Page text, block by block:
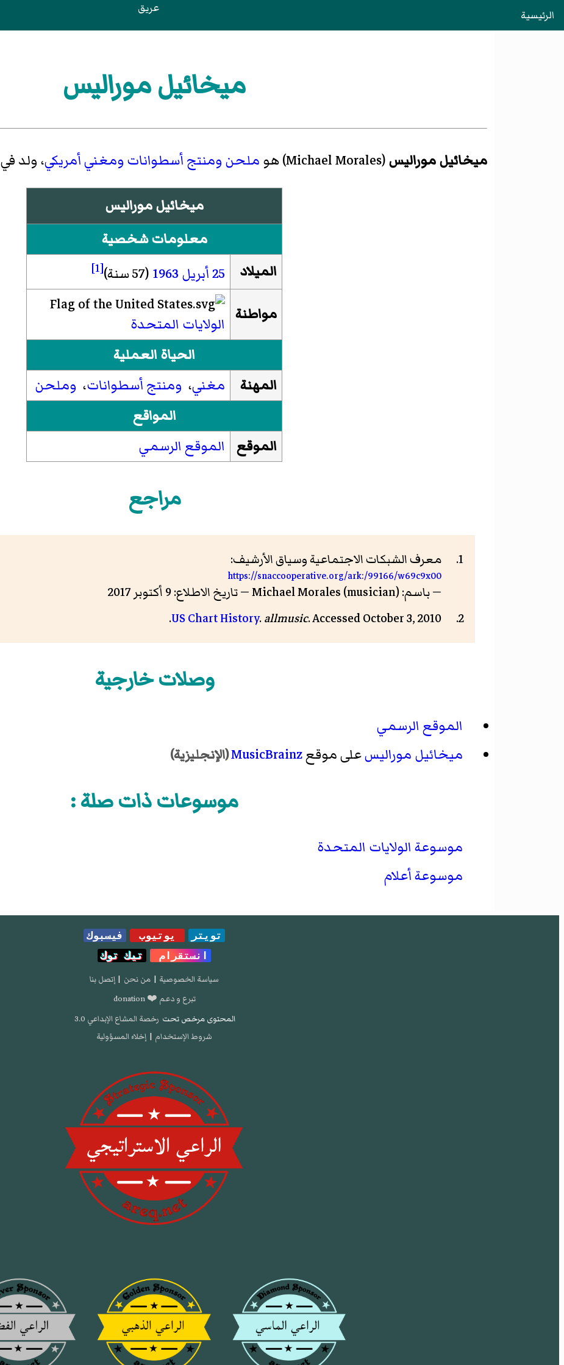
الرئيسية عريق
ميخائيل موراليس
ميخائيل موراليس(
Michael Morales)‏ هو ملحن ومنتج أسطوانات ومغنيأمريكي، ولد في
ميخائيل موراليس
معلومات شخصية
الميلاد
25 أبريل 1963 (57 سنة) [1]
مواطنة
الولايات المتحدة
الحياة العملية
المهنة
مغني، ومنتج أسطوانات، وملحن
المواقع
الموقع
الموقع الرسمي
مراجع
معرف الشبكات الاجتماعية وسياق الأرشيف:
https://snaccooperative.org/ark:/99166/w69c9x00
— باسم: Michael Morales (musician) — تاريخ الاطلاع: 9 أكتوبر 2017
US Chart History.allmusic. Accessed October 3, 2010.
وصلات خارجية
الموقع الرسمي
ميخائيل موراليسعلى موقعMusicBrainz(الإنجليزية)
موسوعات ذات صلة :
موسوعة الولايات المتحدة
موسوعة أعلام
تويتر يوتيوب
فيسبوك
انستقرام
تيك توك
سياسة الخصوصية | من نحن | إتصل بنا
تبرع و دعم ❤️ donation
المحتوى مرخص تحت رخصة المشاع الإبداعي 3.0
شروط الإستخدام | إخلاء المسؤولية